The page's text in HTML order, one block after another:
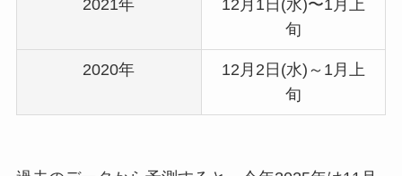
2021年
12月1日(水)〜1月上
旬
2020年
12月2日(水)～1月上
旬